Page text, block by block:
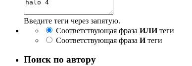
Введите теги через запятую.
Соответствующая фраза ИЛИтеги
Соответствующая фраза Итеги
Поиск по автору